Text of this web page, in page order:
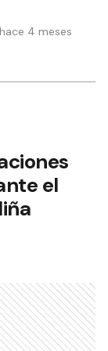
4 meses
el